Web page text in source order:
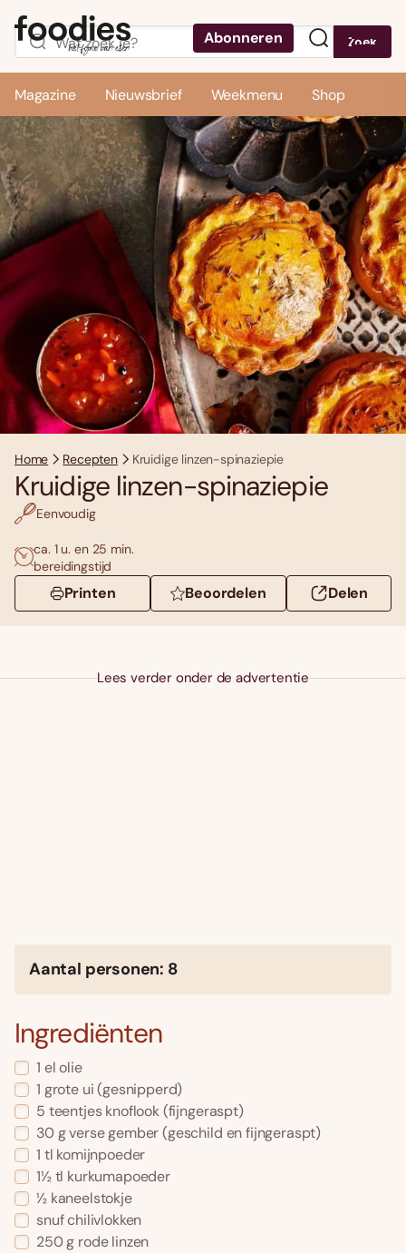
Abonneren Zoek
Magazine Nieuwsbrief Weekmenu Shop
Home Recepten Kruidige linzen-spinaziepie
Kruidige linzen-spinaziepie
Eenvoudig
ca. 1 u. en 25 min.
bereidingstijd
Printen Beoordelen Delen
Lees verder onder de advertentie
Aantal personen: 8
Ingrediënten
1 el olie
1 grote ui (gesnipperd)
5 teentjes knoflook (fijngeraspt)
30 g verse gember (geschild en fijngeraspt)
1 tl komijnpoeder
1½ tl kurkumapoeder
½ kaneelstokje
snuf chilivlokken
250 g rode linzen